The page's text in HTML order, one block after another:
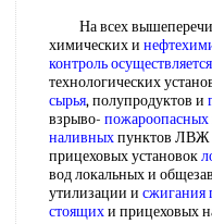
На всех
химических и
контроль осуществляется
технологических
сырья, полупродуктов и
взрыво- пожароопасных
наливныхпунктов ЛВЖ
прицеховых установок
вод локальных и
утилизации и сжигания
стоящихи прицеховых